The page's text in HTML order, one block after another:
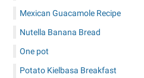
Mexican Guacamole Recipe
Nutella Banana Bread
One pot
Potato Kielbasa Breakfast